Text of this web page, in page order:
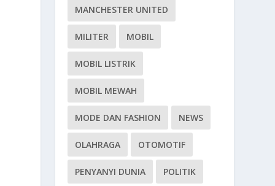
MANCHESTER UNITED
MILITER MOBIL
MOBIL LISTRIK
MOBIL MEWAH
MODE DAN FASHION NEWS
OLAHRAGA OTOMOTIF
PENYANYI DUNIA POLITIK